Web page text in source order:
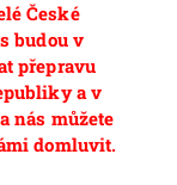
České
budou v
přepravu
a v
nás můžete
domluvit.